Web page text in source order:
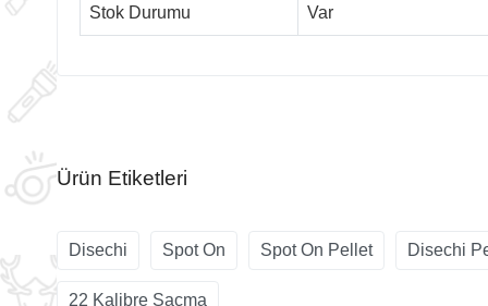
Stok Durumu Var
Ürün Etiketleri
Disechi Spot On Spot On Pellet Disechi
22 Kalibre Saçma